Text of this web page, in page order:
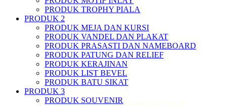
PRODUK TROPHY PIALA
PRODUK 2
PRODUK MEJA DAN KURSI
PRODUK VANDEL DAN PLAKAT
PRODUK PRASASTI DAN NAMEBOARD
PRODUK PATUNG DAN RELIEF
PRODUK KERAJINAN
PRODUK LIST BEVEL
PRODUK BATU SIKAT
PRODUK 3
PRODUK SOUVENIR